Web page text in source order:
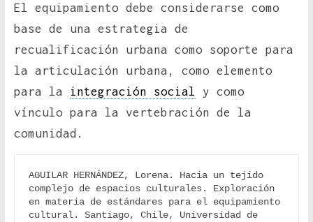
El equipamiento debe considerarse como
base de una estrategia de
recualificación urbana como soporte para
la articulación urbana, como elemento
para la
integración social y como
vínculo para la vertebración de la
comunidad.
AGUILAR HERNÁNDEZ, Lorena. Hacia un tejido
complejo de espacios culturales. Exploración
en materia de estándares para el equipamiento
cultural. Santiago, Chile, Universidad de